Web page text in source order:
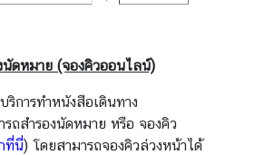
นัดหมาย (จองคิวออนไลน์)
การทำหนังสือเดินทาง
ถสำรองนัดหมาย หรือ จองคิว
ที่นี่) โดยสามารถจองคิวล่วงหน้าได้